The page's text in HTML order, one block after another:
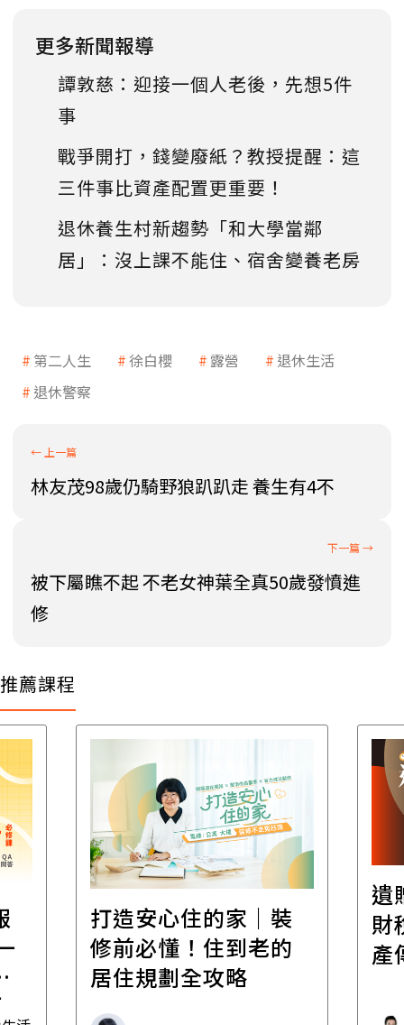
更多新聞報導
譚敦慈：迎接一個人老後，先想5件
事
戰爭開打，錢變廢紙？教授提醒：這
三件事比資產配置更重要！
退休養生村新趨勢「和大學當鄰
居」：沒上課不能住、宿舍變養老房
第二人生 徐白櫻 露營
退休生活
退休警察
林友茂98歲仍騎野狼趴趴走 養生有4不
被下屬瞧不起 不老女神葉全真50歲發憤進
修
推薦課程
打造安心住的家｜裝
修前必懂！住到老的
居住規劃全攻略
遺
財
產